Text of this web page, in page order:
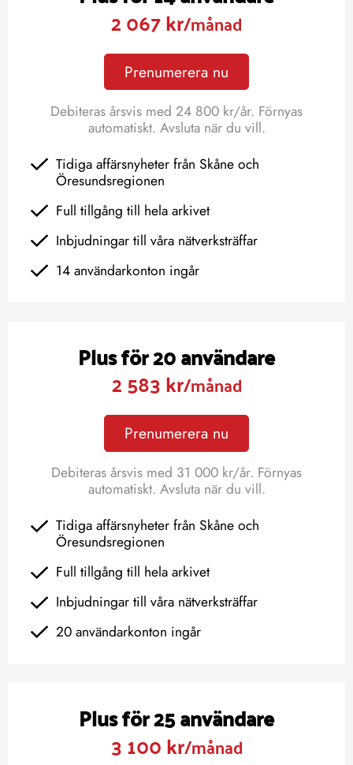
2 067 kr/månad
Prenumerera nu
Debiteras årsvis med 24 800 kr/år. Förnyas
automatiskt. Avsluta när du vill.
Tidiga affärsnyheter från Skåne och
Öresundsregionen
Full tillgång till hela arkivet
Inbjudningar till våra nätverksträffar
14 användarkonton ingår
Plus för 20 användare
2 583 kr/månad
Prenumerera nu
Debiteras årsvis med 31 000 kr/år. Förnyas
automatiskt. Avsluta när du vill.
Tidiga affärsnyheter från Skåne och
Öresundsregionen
Full tillgång till hela arkivet
Inbjudningar till våra nätverksträffar
20 användarkonton ingår
Plus för 25 användare
3 100 kr/månad